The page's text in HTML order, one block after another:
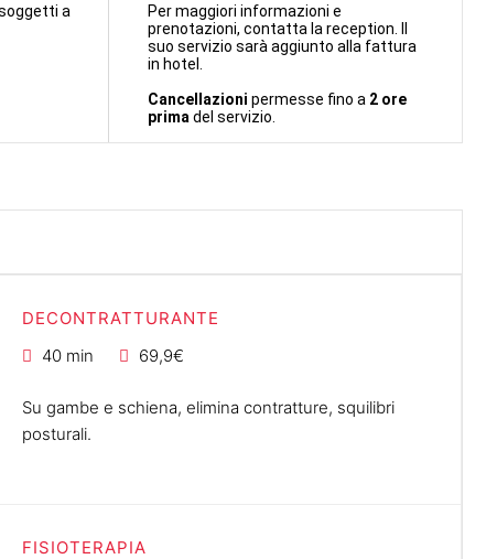
a
Per maggiori informazioni e
prenotazioni, contatta la reception. Il
suo servizio sarà aggiunto alla fattura
in hotel.
Cancellazioni permesse fino a 2 ore
prima del servizio.
DECONTRATTURANTE
40 min
69,9€
Su gambe e schiena, elimina contratture, squilibri
posturali.
FISIOTERAPIA